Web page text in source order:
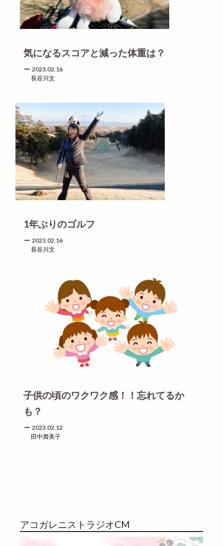
気になるスコアと減った体重は？
2023.02.16
長谷川文
1年ぶりのゴルフ
2023.02.16
長谷川文
子供の頃のワクワク感！！忘れてるか
も？
2023.02.12
田中壽美子
アコガレニストラジオCM